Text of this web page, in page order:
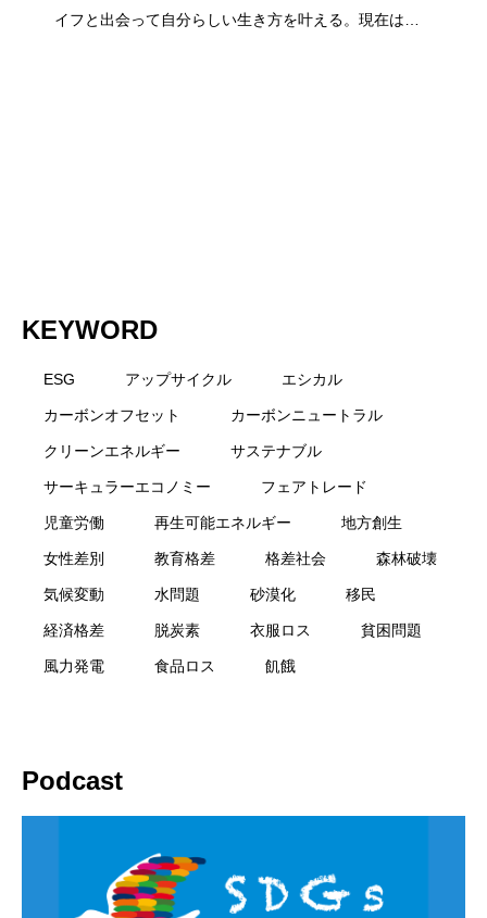
イフと出会って自分らしい生き方を叶える。現在はサ
KEYWORD
ESG アップサイクル エシカル
カーボンオフセット カーボンニュートラル
クリーンエネルギー サステナブル
サーキュラーエコノミー フェアトレード
児童労働 再生可能エネルギー 地方創生
女性差別 教育格差 格差社会 森林破壊
気候変動 水問題 砂漠化 移民
経済格差 脱炭素 衣服ロス 貧困問題
風力発電 食品ロス 飢餓
Podcast